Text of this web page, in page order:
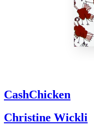
CashChicken
Christine Wickli